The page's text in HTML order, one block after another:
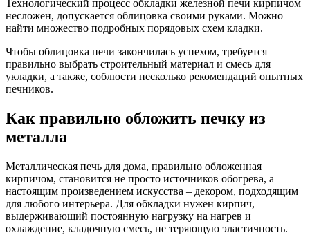
Технологический процесс обкладки железной печи кирпичом
несложен, допускается облицовка своими руками. Можно
найти множество подробных порядовых схем кладки.
Чтобы облицовка печи закончилась успехом, требуется
правильно выбрать строительный материал и смесь для
укладки, а также, соблюсти несколько рекомендаций опытных
печников.
Как правильно обложить печку из
металла
Металлическая печь для дома, правильно обложенная
кирпичом, становится не просто источников обогрева, а
настоящим произведением искусства – декором, подходящим
для любого интерьера. Для обкладки нужен кирпич,
выдерживающий постоянную нагрузку на нагрев и
охлаждение, кладочную смесь, не теряющую эластичность.